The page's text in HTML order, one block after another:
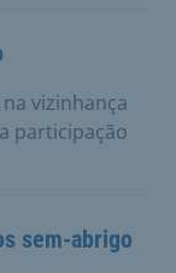
vizinhança
participação
sem-abrigo